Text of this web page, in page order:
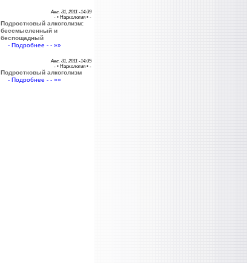
Авг. 31, 2011 -14:39
- • Наркология • -
Подростковый алкоголизм:
бессмысленный и
беспощадный
- Подробнее - - »»
Авг. 31, 2011 -14:35
- • Наркология • -
Подростковый алкоголизм
- Подробнее - - »»